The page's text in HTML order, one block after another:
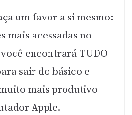
um favor a si mesmo:
mais acessadas no
encontrará TUDO
sair do básico e
mais produtivo
Apple.